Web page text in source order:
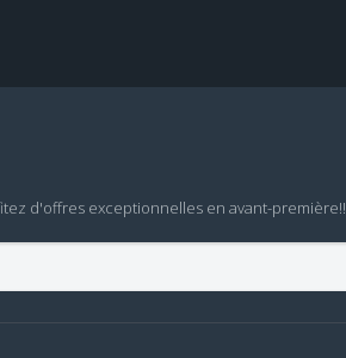
d'offres exceptionnelles en avant-première!!